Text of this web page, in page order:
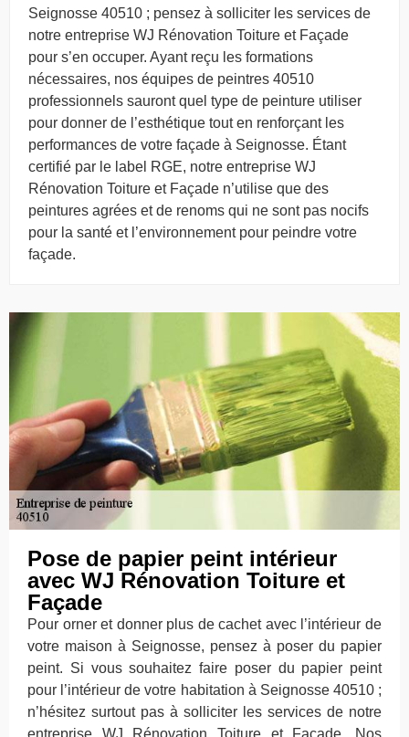
Seignosse 40510 ; pensez à solliciter les services de
notre entreprise WJ Rénovation Toiture et Façade
pour s’en occuper. Ayant reçu les formations
nécessaires, nos équipes de peintres 40510
professionnels sauront quel type de peinture utiliser
pour donner de l’esthétique tout en renforçant les
performances de votre façade à Seignosse. Étant
certifié par le label RGE, notre entreprise WJ
Rénovation Toiture et Façade n’utilise que des
peintures agrées et de renoms qui ne sont pas nocifs
pour la santé et l’environnement pour peindre votre
façade.
Pose de papier peint intérieur
avec WJ Rénovation Toiture et
Façade
Pour orner et donner plus de cachet avec l’intérieur de
votre maison à Seignosse, pensez à poser du papier
peint. Si vous souhaitez faire poser du papier peint
pour l’intérieur de votre habitation à Seignosse 40510 ;
n’hésitez surtout pas à solliciter les services de notre
entreprise WJ Rénovation Toiture et Façade. Nos